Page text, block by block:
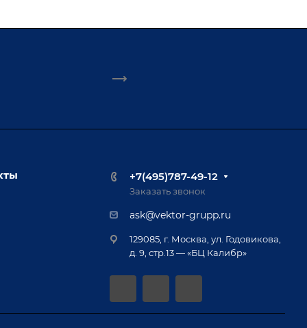
+7(495)787-49-12
Заказать звонок
ask@vektor-grupp.ru
129085, г. Москва, ул. Годовикова,
д. 9, стр.13 — «БЦ Калибр»